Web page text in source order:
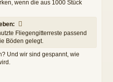
wenn die aus 1000 Stück
Fliegengitterreste passend
Böden gelegt.
Und wir sind gespannt, wie